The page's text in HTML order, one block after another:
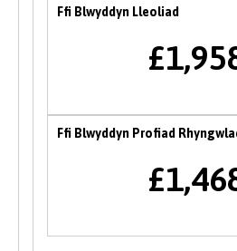
mynediad at gyfleoedd
Ffeiriau Gyrfaoedd
ar draws y sefydliad yn yr
lle gall myfyrwyr gyfarfod a
ogystal â mynychu ystod o
Ffi Blwyddyn Lleoliad
Ffi Blwyddyn Profiad